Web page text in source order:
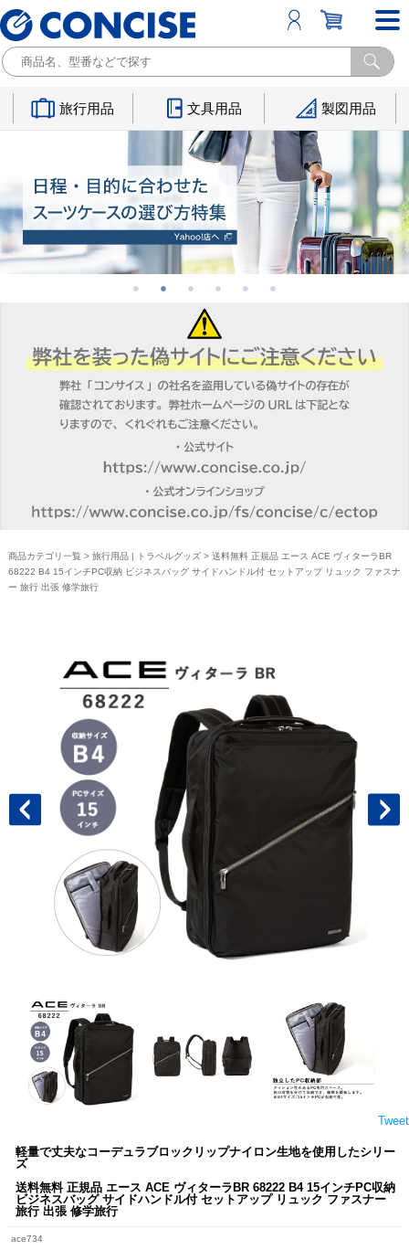
旅行用品 文具用品 製図用品
商品カテゴリ一覧 > 旅行用品 | トラベルグッズ> 送料無料 正規品 エース ACE ヴィターラBR
68222 B4 15インチPC収納 ビジネスバッグ サイドハンドル付 セットアップ リュック ファスナ
ー 旅行 出張 修学旅行
Tweet
軽量で丈夫なコーデュラブロックリップナイロン生地を使用したシリー
ズ
送料無料 正規品 エース ACE ヴィターラBR 68222 B4 15インチPC収納
ビジネスバッグ サイドハンドル付 セットアップ リュック ファスナー
旅行 出張 修学旅行
ace734